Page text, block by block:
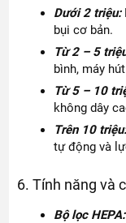
Dưới 2 triệu:
bụi cơ bản.
Từ 2 – 5
bình, máy
Từ 5 – 10
không dây
Trên 10
tự động và
6. Tính năng và
Bộ lọc HEPA: